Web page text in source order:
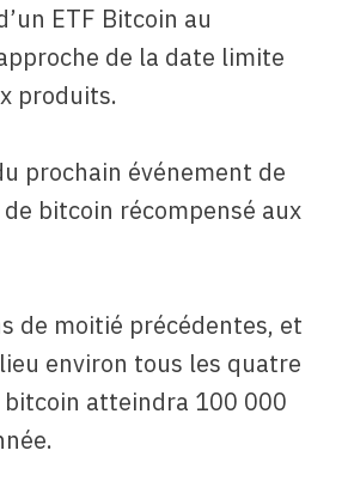
ETF Bitcoin au
de la date limite
produits.
prochain événement de
bitcoin récompensé aux
de moitié précédentes, et
environ tous les quatre
atteindra 100 000